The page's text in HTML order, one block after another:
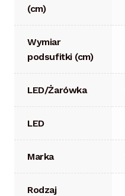
(cm)
Wymiar
podsufitki (cm)
LED/Żarówka
LED
Marka
Rodzaj